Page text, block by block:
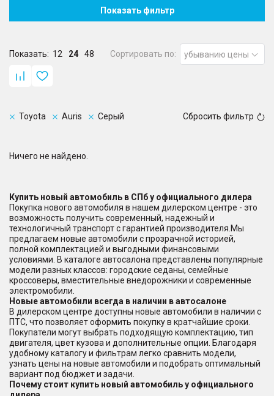
Показать фильтр
Показать: 12 24 48 Сортировать по: убыванию цены
Toyota Auris Серый Сбросить фильтр
Ничего не найдено.
Купить новый автомобиль в СПб у официального дилера
Покупка нового автомобиля в нашем дилерском центре - это
возможность получить современный, надежный и
технологичный транспорт с гарантией производителя.Мы
предлагаем новые автомобили с прозрачной историей,
полной комплектацией и выгодными финансовыми
условиями. В каталоге автосалона представлены популярные
модели разных классов: городские седаны, семейные
кроссоверы, вместительные внедорожники и современные
электромобили.
Новые автомобили всегда в наличии в автосалоне
В дилерском центре доступны новые автомобили в наличии с
ПТС, что позволяет оформить покупку в кратчайшие сроки.
Покупатели могут выбрать подходящую комплектацию, тип
двигателя, цвет кузова и дополнительные опции. Благодаря
удобному каталогу и фильтрам легко сравнить модели,
узнать цены на новые автомобили и подобрать оптимальный
вариант под бюджет и задачи.
Почему стоит купить новый автомобиль у официального